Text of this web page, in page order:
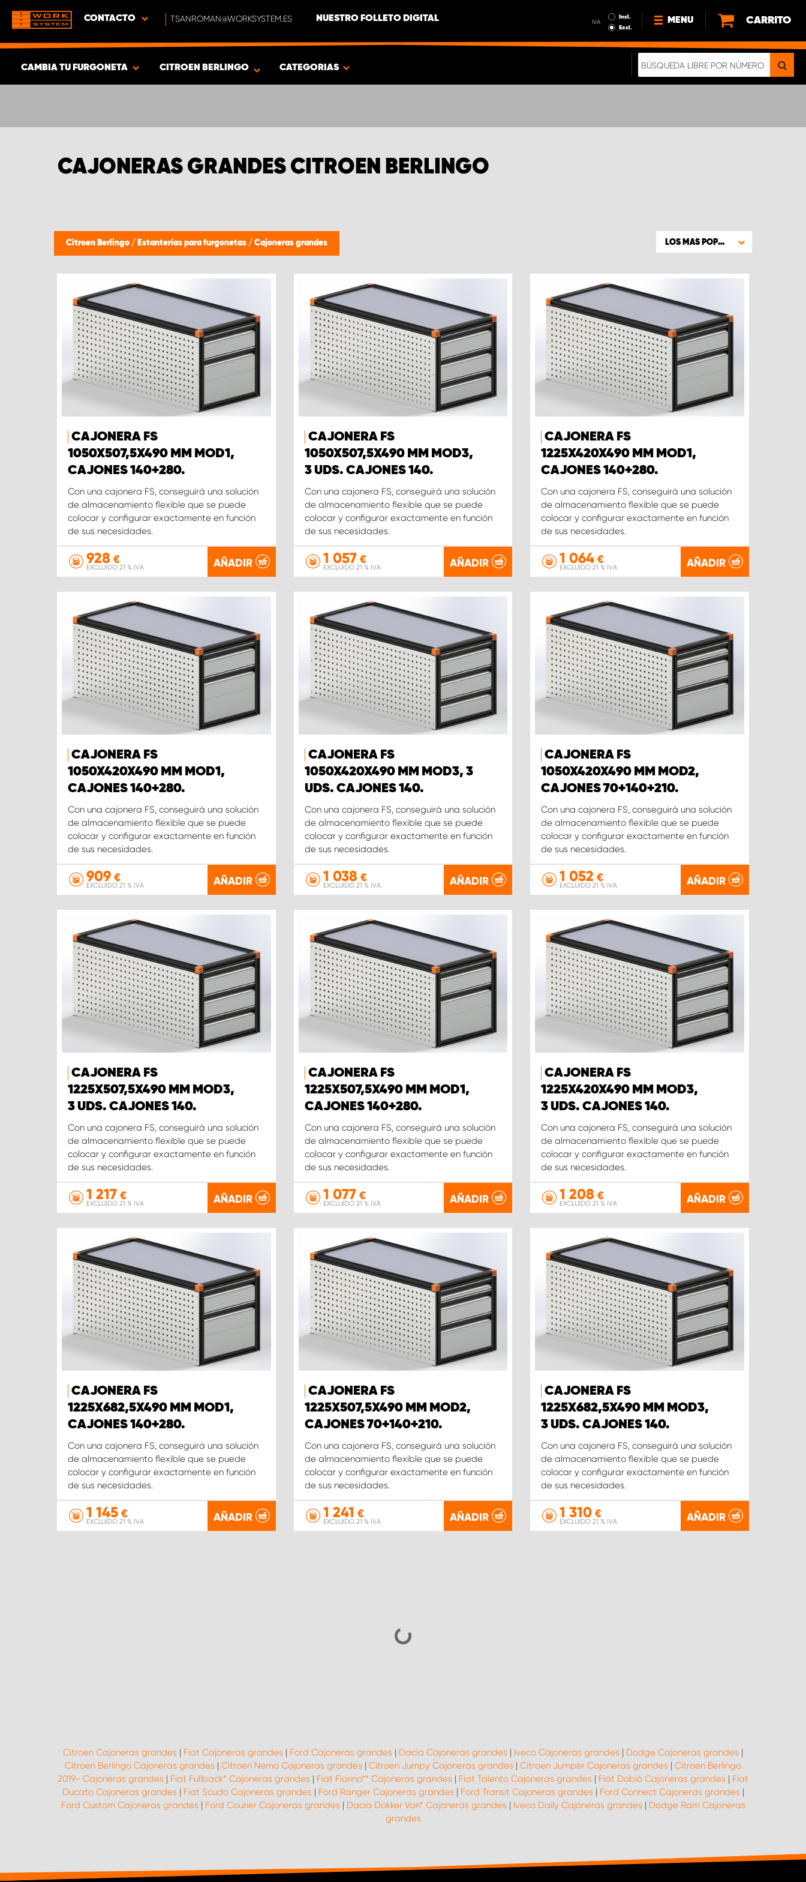
CONTACTO TSANROMAN@WORKSYSTEM.ES NUESTRO FOLLETO DIGITAL IVA
Incl.
Excl.
MENU
NOTICIAS
CARRITO
CAMBIA TU FURGONETA
PRODUCTOS
CITROEN BERLINGO CATEGORIAS
CAJONERAS GRANDES CITROEN BERLINGO
Citroen Berlingo / Estanterías para furgonetas / Cajoneras grandes LOS MAS POPULARES
CAJONERA FS
1050X507,5X490 MM MOD1,
CAJONES 140+280.
Con una cajonera FS, conseguirá una solución
de almacenamiento flexible que se puede
colocar y configurar exactamente en función
de sus necesidades.
928 €
EXCLUIDO 21 % IVA AÑADIR
CAJONERA FS
1050X507,5X490 MM MOD3,
3 UDS. CAJONES 140.
Con una cajonera FS, conseguirá una solución
de almacenamiento flexible que se puede
colocar y configurar exactamente en función
de sus necesidades.
1 057€
EXCLUIDO 21 % IVA AÑADIR
CAJONERA FS
1225X420X490 MM MOD1,
CAJONES 140+280.
Con una cajonera FS, conseguirá una solución
de almacenamiento flexible que se puede
colocar y configurar exactamente en función
de sus necesidades.
1 064 €
EXCLUIDO 21 % IVA AÑADIR
CAJONERA FS
1050X420X490 MM MOD1,
CAJONES 140+280.
Con una cajonera FS, conseguirá una solución
de almacenamiento flexible que se puede
colocar y configurar exactamente en función
de sus necesidades.
909 €
EXCLUIDO 21 % IVA AÑADIR
CAJONERA FS
1050X420X490 MM MOD3, 3
UDS. CAJONES 140.
Con una cajonera FS, conseguirá una solución
de almacenamiento flexible que se puede
colocar y configurar exactamente en función
de sus necesidades.
1 038 €
EXCLUIDO 21 % IVA AÑADIR
CAJONERA FS
1050X420X490 MM MOD2,
CAJONES 70+140+210.
Con una cajonera FS, conseguirá una solución
de almacenamiento flexible que se puede
colocar y configurar exactamente en función
de sus necesidades.
1 052 €
EXCLUIDO 21 % IVA AÑADIR
CAJONERA FS
1225X507,5X490 MM MOD3,
3 UDS. CAJONES 140.
Con una cajonera FS, conseguirá una solución
de almacenamiento flexible que se puede
colocar y configurar exactamente en función
de sus necesidades.
1 217 €
EXCLUIDO 21 % IVA AÑADIR
CAJONERA FS
1225X507,5X490 MM MOD1,
CAJONES 140+280.
Con una cajonera FS, conseguirá una solución
de almacenamiento flexible que se puede
colocar y configurar exactamente en función
de sus necesidades.
1 077€
EXCLUIDO 21 % IVA AÑADIR
CAJONERA FS
1225X420X490 MM MOD3,
3 UDS. CAJONES 140.
Con una cajonera FS, conseguirá una solución
de almacenamiento flexible que se puede
colocar y configurar exactamente en función
de sus necesidades.
1 208 €
EXCLUIDO 21 % IVA AÑADIR
CAJONERA FS
1225X682,5X490 MM MOD1,
CAJONES 140+280.
Con una cajonera FS, conseguirá una solución
de almacenamiento flexible que se puede
colocar y configurar exactamente en función
de sus necesidades.
1 145 €
EXCLUIDO 21 % IVA AÑADIR
CAJONERA FS
1225X507,5X490 MM MOD2,
CAJONES 70+140+210.
Con una cajonera FS, conseguirá una solución
de almacenamiento flexible que se puede
colocar y configurar exactamente en función
de sus necesidades.
1 241 €
EXCLUIDO 21 % IVA AÑADIR
CAJONERA FS
1225X682,5X490 MM MOD3,
3 UDS. CAJONES 140.
Con una cajonera FS, conseguirá una solución
de almacenamiento flexible que se puede
colocar y configurar exactamente en función
de sus necesidades.
1 310 €
EXCLUIDO 21 % IVA AÑADIR
Citroen Cajoneras grandes | Fiat Cajoneras grandes | Ford Cajoneras grandes | Dacia Cajoneras grandes | Iveco Cajoneras grandes | Dodge Cajoneras grandes |
Citroen Berlingo Cajoneras grandes | Citroen Nemo Cajoneras grandes | Citroen Jumpy Cajoneras grandes | Citroen Jumper Cajoneras grandes | Citroen Berlingo
2019- Cajoneras grandes | Fiat Fullback* Cajoneras grandes | Fiat Fiorino** Cajoneras grandes | Fiat Talento Cajoneras grandes | Fiat Doblò Cajoneras grandes | Fiat
Ducato Cajoneras grandes | Fiat Scudo Cajoneras grandes | Ford Ranger Cajoneras grandes | Ford Transit Cajoneras grandes | Ford Connect Cajoneras grandes |
Ford Custom Cajoneras grandes | Ford Courier Cajoneras grandes | Dacia Dokker Van* Cajoneras grandes | Iveco Daily Cajoneras grandes | Dodge Ram Cajoneras
grandes